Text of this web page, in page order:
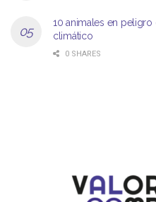
10 animales en
climático
0 SHARES